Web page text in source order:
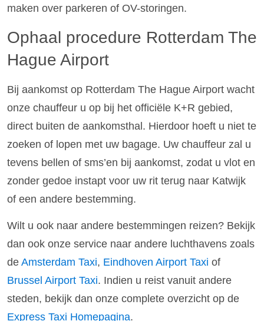
maken over parkeren of OV-storingen.
Ophaal procedure Rotterdam The
Hague Airport
Bij aankomst op Rotterdam The Hague Airport wacht
onze chauffeur u op bij het officiële K+R gebied,
direct buiten de aankomsthal. Hierdoor hoeft u niet te
zoeken of lopen met uw bagage. Uw chauffeur zal u
tevens bellen of sms’en bij aankomst, zodat u vlot en
zonder gedoe instapt voor uw rit terug naar Katwijk
of een andere bestemming.
Wilt u ook naar andere bestemmingen reizen? Bekijk
dan ook onze service naar andere luchthavens zoals
de Amsterdam Taxi, Eindhoven Airport Taxi of
Brussel Airport Taxi. Indien u reist vanuit andere
steden, bekijk dan onze complete overzicht op de
Express Taxi Homepagina.